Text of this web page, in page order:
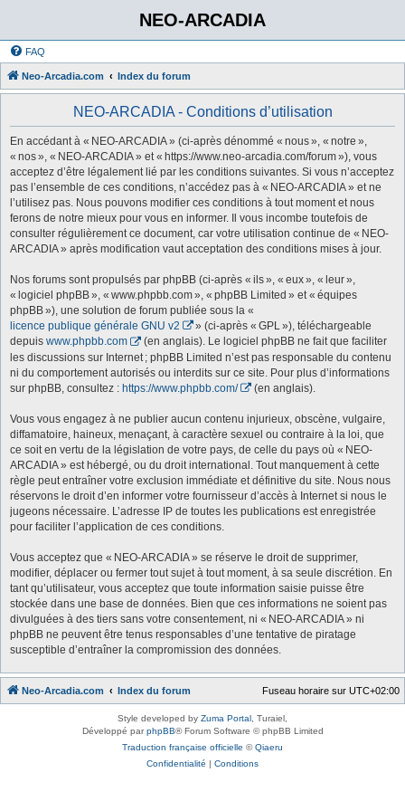
NEO-ARCADIA
FAQ
Neo-Arcadia.com Index du forum
NEO-ARCADIA - Conditions d’utilisation
En accédant à « NEO-ARCADIA » (ci-après dénommé « nous », « notre »,
« nos », « NEO-ARCADIA » et « https://www.neo-arcadia.com/forum »), vous
acceptez d’être légalement lié par les conditions suivantes. Si vous n’acceptez
pas l’ensemble de ces conditions, n’accédez pas à « NEO-ARCADIA » et ne
l’utilisez pas. Nous pouvons modifier ces conditions à tout moment et nous
ferons de notre mieux pour vous en informer. Il vous incombe toutefois de
consulter régulièrement ce document, car votre utilisation continue de « NEO-
ARCADIA » après modification vaut acceptation des conditions mises à jour.
Nos forums sont propulsés par phpBB (ci-après « ils », « eux », « leur »,
« logiciel phpBB », « www.phpbb.com », « phpBB Limited » et « équipes
phpBB »), une solution de forum publiée sous la «
licence publique générale GNU v2
» (ci-après « GPL »), téléchargeable
depuis www.phpbb.com
(en anglais). Le logiciel phpBB ne fait que faciliter
les discussions sur Internet ; phpBB Limited n’est pas responsable du contenu
ni du comportement autorisés ou interdits sur ce site. Pour plus d’informations
sur phpBB, consultez : https://www.phpbb.com/ (en anglais).
Vous vous engagez à ne publier aucun contenu injurieux, obscène, vulgaire,
diffamatoire, haineux, menaçant, à caractère sexuel ou contraire à la loi, que
ce soit en vertu de la législation de votre pays, de celle du pays où « NEO-
ARCADIA » est hébergé, ou du droit international. Tout manquement à cette
règle peut entraîner votre exclusion immédiate et définitive du site. Nous nous
réservons le droit d’en informer votre fournisseur d’accès à Internet si nous le
jugeons nécessaire. L’adresse IP de toutes les publications est enregistrée
pour faciliter l’application de ces conditions.
Vous acceptez que « NEO-ARCADIA » se réserve le droit de supprimer,
modifier, déplacer ou fermer tout sujet à tout moment, à sa seule discrétion. En
tant qu’utilisateur, vous acceptez que toute information saisie puisse être
stockée dans une base de données. Bien que ces informations ne soient pas
divulguées à des tiers sans votre consentement, ni « NEO-ARCADIA » ni
phpBB ne peuvent être tenus responsables d’une tentative de piratage
susceptible d’entraîner la compromission des données.
Neo-Arcadia.com Index du forum Fuseau horaire sur UTC+02:00
Style developed by Zuma Portal , Turaiel,
Développé parphpBB® Forum Software © phpBB Limited
Traduction française officielle ©Qiaeru
Confidentialité | Conditions